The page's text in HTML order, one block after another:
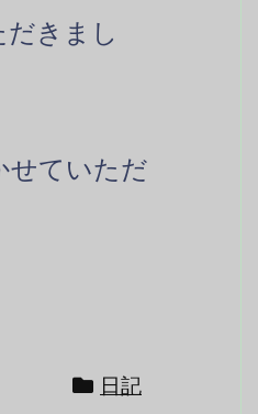
きまし
せていただ
日記